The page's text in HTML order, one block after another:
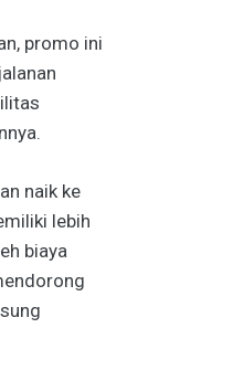
promo ini
naik ke
lebih
biaya